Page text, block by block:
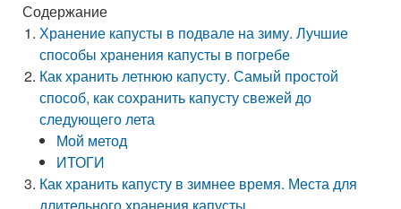
Содержание
Хранение капусты в подвале на зиму. Лучшие
способы хранения капусты в погребе
Как хранить летнюю капусту. Самый простой
способ, как сохранить капусту свежей до
следующего лета
Мой метод
ИТОГИ
Как хранить капусту в зимнее время. Места для